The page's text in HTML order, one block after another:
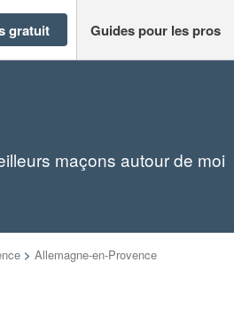
gratuit Guides pour les pros
maçons autour de moi
> Allemagne-en-Provence